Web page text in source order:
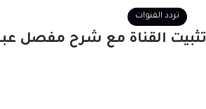
تردد القنوات